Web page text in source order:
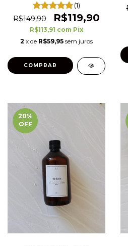
(1)
R$149,90 R$119,90
R$113,91 com Pix
2 x de R$59,95 sem juros
20%
OFF